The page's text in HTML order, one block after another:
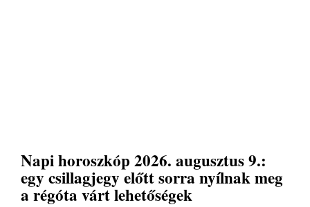
Napi horoszkóp 2026. augusztus 9.:
egy csillagjegy előtt sorra nyílnak meg
a régóta várt lehetőségek